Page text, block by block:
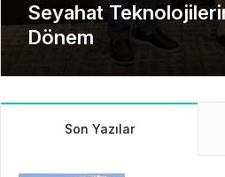
Seyahat
Dönem
Son Yazılar